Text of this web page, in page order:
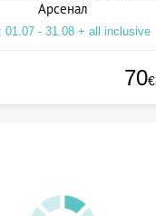
Арсенал
01.07 - 31.08 + all inclusive
70€